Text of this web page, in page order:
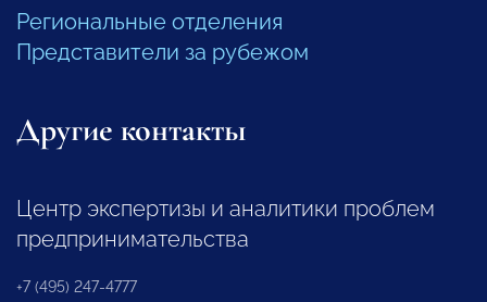
Региональные отделения
Представители за рубежом
Другие контакты
Центр экспертизы и аналитики проблем
предпринимательства
+7 (495) 247-4777